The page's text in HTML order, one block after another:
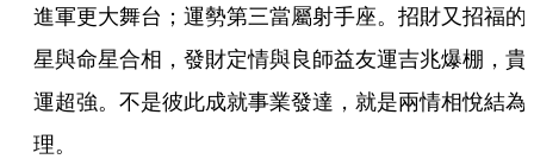
進軍更大舞台；運勢第三當屬射手座。招財又招福的
星與命星合相，發財定情與良師益友運吉兆爆棚，貴
運超強。不是彼此成就事業發達，就是兩情相悅結為
理。